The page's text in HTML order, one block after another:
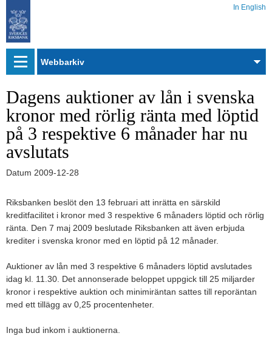
In English
Webbarkiv
Dagens auktioner av lån i svenska
kronor med rörlig ränta med löptid
på 3 respektive 6 månader har nu
avslutats
Datum 2009-12-28
Riksbanken beslöt den 13 februari att inrätta en särskild
kreditfacilitet i kronor med 3 respektive 6 månaders löptid och rörlig
ränta. Den 7 maj 2009 beslutade Riksbanken att även erbjuda
krediter i svenska kronor med en löptid på 12 månader.
Auktioner av lån med 3 respektive 6 månaders löptid avslutades
idag kl. 11.30. Det annonserade beloppet uppgick till 25 miljarder
kronor i respektive auktion och minimiräntan sattes till reporäntan
med ett tillägg av 0,25 procentenheter.
Inga bud inkom i auktionerna.